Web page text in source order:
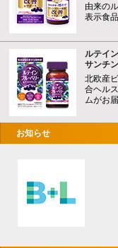
由来の
表示食品
ルテイ
サンチ
北欧産
合ヘル
ムがお
お知らせ